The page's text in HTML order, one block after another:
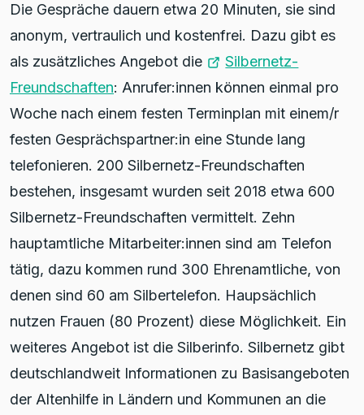
Die Gespräche dauern etwa 20 Minuten, sie sind
anonym, vertraulich und kostenfrei. Dazu gibt es
als zusätzliches Angebot die
Silbernetz-
Freundschaften: Anrufer:innen können einmal pro
Woche nach einem festen Terminplan mit einem/r
festen Gesprächspartner:in eine Stunde lang
telefonieren. 200 Silbernetz-Freundschaften
bestehen, insgesamt wurden seit 2018 etwa 600
Silbernetz-Freundschaften vermittelt. Zehn
hauptamtliche Mitarbeiter:innen sind am Telefon
tätig, dazu kommen rund 300 Ehrenamtliche, von
denen sind 60 am Silbertelefon. Haupsächlich
nutzen Frauen (80 Prozent) diese Möglichkeit. Ein
weiteres Angebot ist die Silberinfo. Silbernetz gibt
deutschlandweit Informationen zu Basisangeboten
der Altenhilfe in Ländern und Kommunen an die